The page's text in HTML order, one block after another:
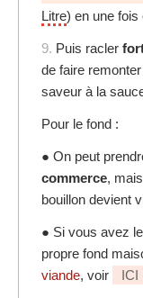
Litre) en une fois
9. Puis racler
de faire
saveur à la
Pour le fond :
● On peut
commerce, mais
bouillon devient
● Si vous avez
propre fond
viande, voir ICI